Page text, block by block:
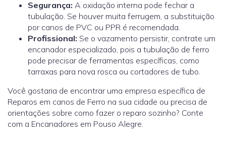
Segurança: A oxidação interna pode fechar a
tubulação. Se houver muita ferrugem, a substituição
por canos de PVC ou PPR é recomendada.
Profissional: Se o vazamento persistir, contrate um
encanador especializado, pois a tubulação de ferro
pode precisar de ferramentas específicas, como
tarraxas para nova rosca ou cortadores de tubo.
Você gostaria de encontrar uma empresa específica de
Reparos em canos de Ferro na sua cidade ou precisa de
orientações sobre como fazer o reparo sozinho? Conte
com a Encanadores em Pouso Alegre.